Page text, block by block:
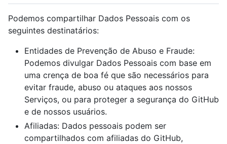
Podemos compartilhar Dados Pessoais com os
seguintes destinatários:
Entidades de Prevenção de Abuso e Fraude:
Podemos divulgar Dados Pessoais com base em
uma crença de boa fé que são necessários para
evitar fraude, abuso ou ataques aos nossos
Serviços, ou para proteger a segurança do GitHub
e de nossos usuários.
Afiliadas: Dados pessoais podem ser
compartilhados com afiliadas do GitHub,